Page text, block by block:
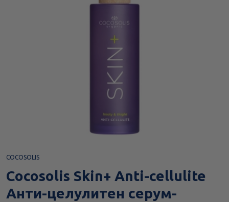
COCOSOLIS
Cocosolis Skin+ Anti-cellulite
Анти-целулитен серум-